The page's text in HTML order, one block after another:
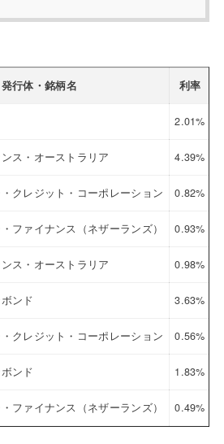
発行体・銘柄名 利率
2.01%
ス・オーストラリア 4.39%
クレジット・コーポレーション 0.82%
ファイナンス（ネザーランズ） 0.93%
ス・オーストラリア 0.98%
ンド 3.63%
クレジット・コーポレーション 0.56%
ンド 1.83%
ファイナンス（ネザーランズ） 0.49%